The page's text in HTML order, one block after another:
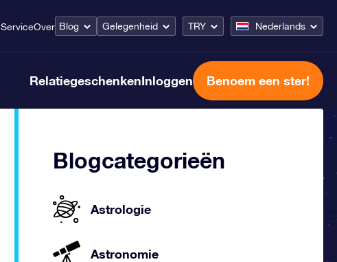
ServiceOver Blog Gelegenheid TRY Nederlands
RelatiegeschenkenInloggen Benoem een ster!
Blogcategorieën
Astrologie
Astronomie